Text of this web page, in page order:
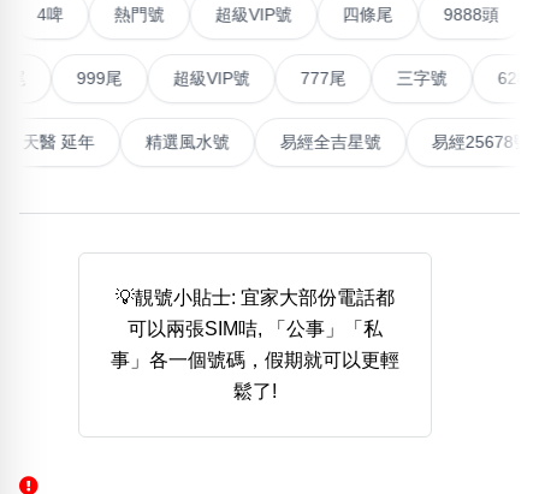
無0 無2無3無4無5 無7無8無9
清除全部分類
搜尋
888尾
999尾 777尾 9字頭 6字頭
無4字
全大數字
5萬以上 生天延 全吉星(全號)
清除全部分類
熱門號 超級VIP號 四條尾 9888頭
999尾 超級VIP號 777尾 三字號 6288頭
能量生氣 天醫 延年 精選風水號 易經全吉星號 易經
💡靚號小貼士: 宜家大部份電話都
可以兩張SIM咭, 「公事」「私
事」各一個號碼，假期就可以更輕
鬆了!